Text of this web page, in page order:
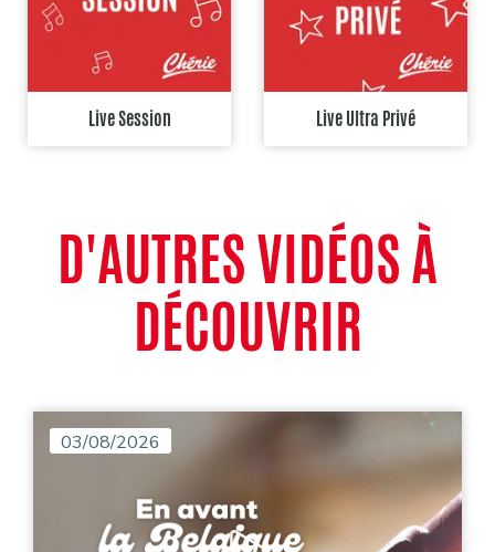
Live Session Live Ultra Privé
D'AUTRES VIDÉOS À
DÉCOUVRIR
03/08/2026